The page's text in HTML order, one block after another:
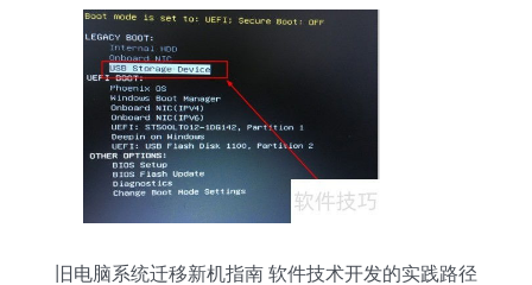
旧电脑系统迁移新机指南 软件技术开发的实践路径